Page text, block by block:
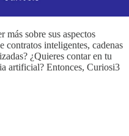
más sobre sus aspectos
contratos inteligentes, cadenas
¿Quieres contar en tu
artificial? Entonces, Curiosi3